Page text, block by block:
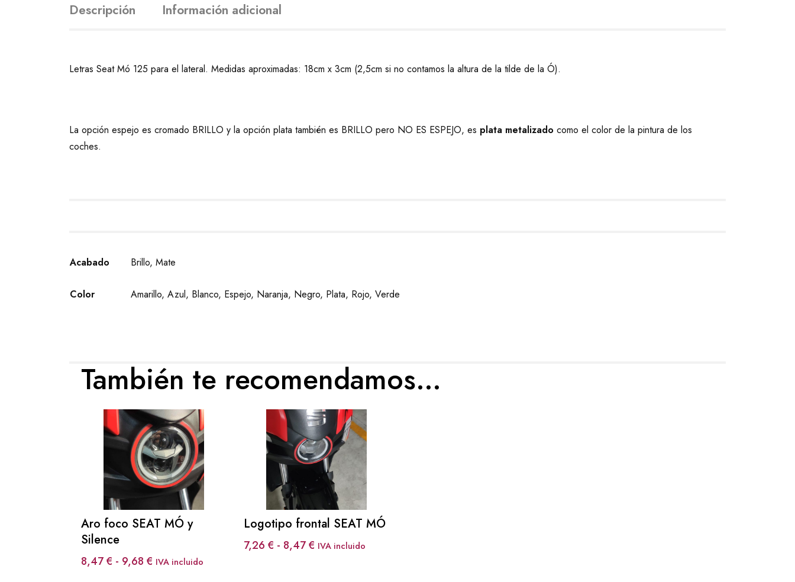
Descripción Información adicional
Letras Seat Mó 125 para el lateral. Medidas aproximadas: 18cm x 3cm (2,5cm si no contamos la altura de la tilde de la Ó).
La opción espejo es cromado BRILLO y la opción plata también es BRILLO pero NO ES ESPEJO, es plata metalizado como el color de la pintura de los
coches.
Acabado Brillo, Mate
Color Amarillo, Azul, Blanco, Espejo, Naranja, Negro, Plata, Rojo, Verde
También te recomendamos…
Aro foco SEAT MÓ y
Silence
8,47€ - 9,68 € Rango
IVA incluido
Logotipo frontal SEAT MÓ
7,26 € - 8,47€Rango
IVA incluido